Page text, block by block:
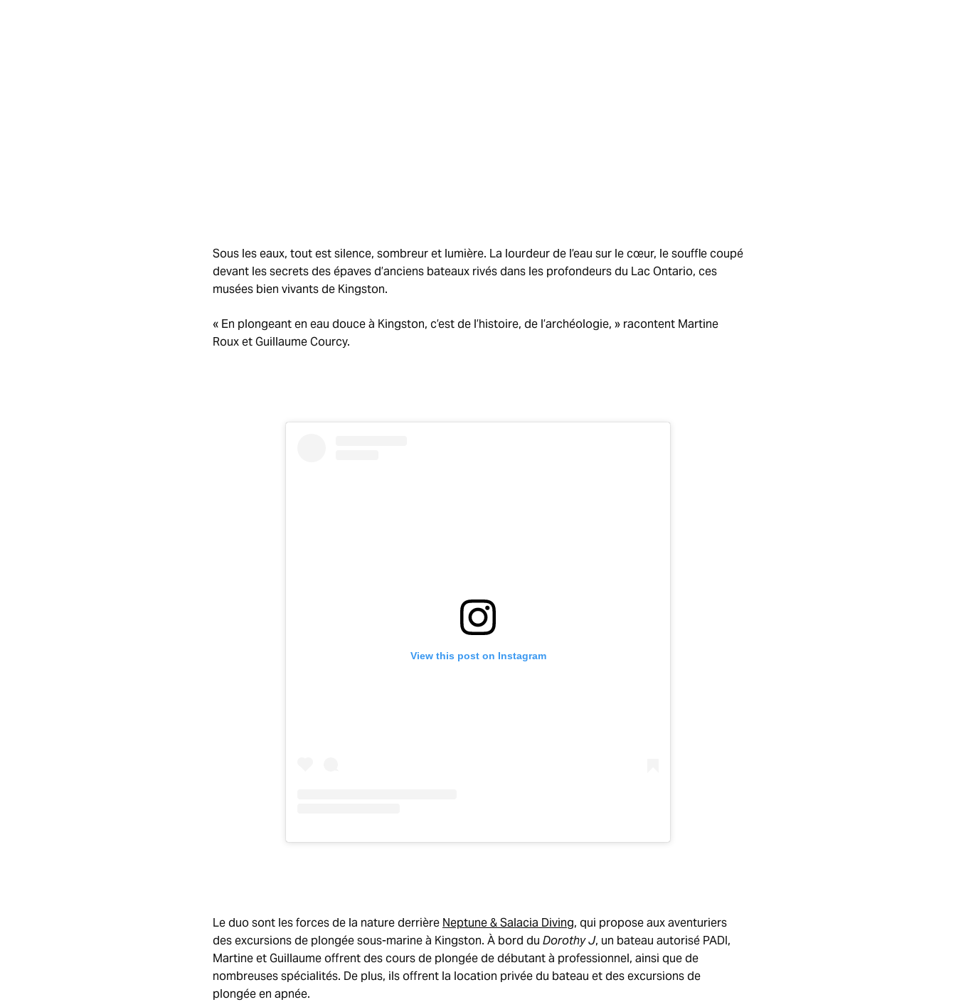
Sous les eaux, tout est silence, sombreur et lumière. La lourdeur de l’eau sur le cœur, le souffle coupé
devant les secrets des épaves d’anciens bateaux rivés dans les profondeurs du Lac Ontario, ces
musées bien vivants de Kingston.
« En plongeant en eau douce à Kingston, c’est de l’histoire, de l’archéologie, » racontent Martine
Roux et Guillaume Courcy.
View this post on Instagram
Le duo sont les forces de la nature derrière Neptune & Salacia Diving, qui propose aux aventuriers
des excursions de plongée sous-marine à Kingston. À bord du Dorothy J, un bateau autorisé PADI,
Martine et Guillaume offrent des cours de plongée de débutant à professionnel, ainsi que de
nombreuses spécialités. De plus, ils offrent la location privée du bateau et des excursions de
plongée en apnée.